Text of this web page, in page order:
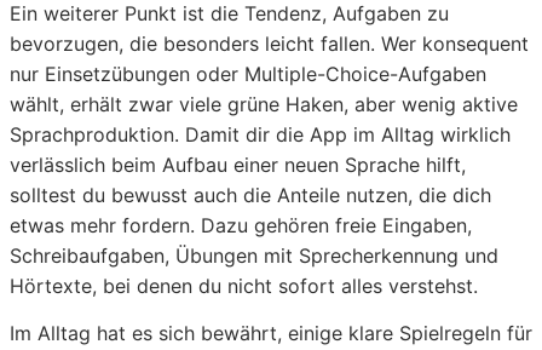
Ein weiterer Punkt ist die Tendenz, Aufgaben zu
bevorzugen, die besonders leicht fallen. Wer konsequent
nur Einsetzübungen oder Multiple-Choice-Aufgaben
wählt, erhält zwar viele grüne Haken, aber wenig aktive
Sprachproduktion. Damit dir die App im Alltag wirklich
verlässlich beim Aufbau einer neuen Sprache hilft,
solltest du bewusst auch die Anteile nutzen, die dich
etwas mehr fordern. Dazu gehören freie Eingaben,
Schreibaufgaben, Übungen mit Sprecherkennung und
Hörtexte, bei denen du nicht sofort alles verstehst.
Im Alltag hat es sich bewährt, einige klare Spielregeln für